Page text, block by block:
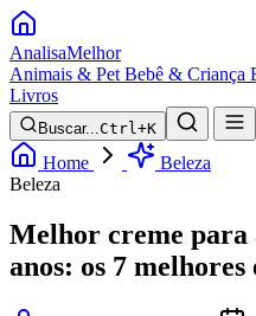
AnalisaMelhor
Animais & Pet Bebê & Criança
Livros
Buscar...Ctrl+K
Home
Beleza
Beleza
Melhor creme para
anos: os 7 melhores